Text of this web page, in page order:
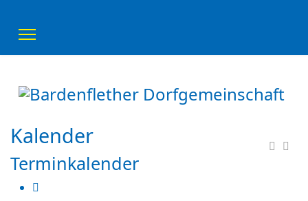
Kalender
Terminkalender